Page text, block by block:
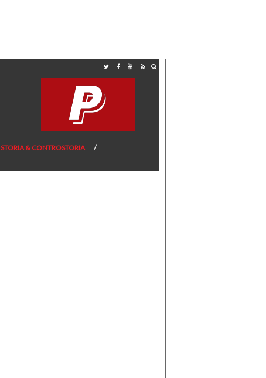
STORIA & CONTROSTORIA